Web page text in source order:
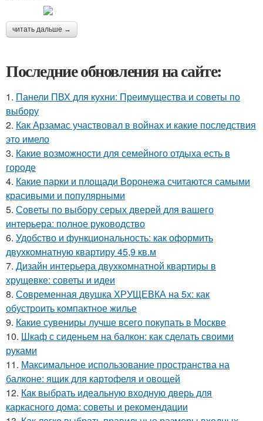
читать дальше →
Последние обновления на сайте:
1. Панели ПВХ для кухни: Преимущества и советы по
выбору
2. Как Арзамас участвовал в войнах и какие последствия
это имело
3. Какие возможности для семейного отдыха есть в
городе
4. Какие парки и площади Воронежа считаются самыми
красивыми и популярными
5. Советы по выбору серых дверей для вашего
интерьера: полное руководство
6. Удобство и функциональность: как оформить
двухкомнатную квартиру 45,9 кв.м
7. Дизайн интерьера двухкомнатной квартиры в
хрущевке: советы и идеи
8. Современная двушка ХРУЩЕВКА на 5х: как
обустроить компактное жилье
9. Какие сувениры лучше всего покупать в Москве
10. Шкаф с сиденьем на балкон: как сделать своими
руками
11. Максимальное использование пространства на
балконе: ящик для картофеля и овощей
12. Как выбрать идеальную входную дверь для
каркасного дома: советы и рекомендации